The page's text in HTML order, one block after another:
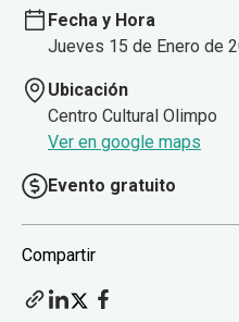
Fecha y Hora
Jueves 15 de Enero de
Ubicación
Centro Cultural Olimpo
Ver en google maps
Evento gratuito
Compartir